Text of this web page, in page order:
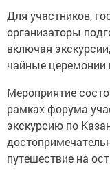
Для участников,
организаторы
включая
чайные церемонии
Мероприятие
рамках форума
экскурсию по
путешествие на